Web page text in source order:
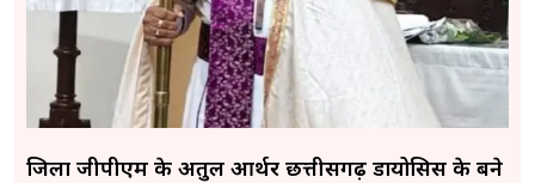
जिला जीपीएम के अतुल आर्थर छत्तीसगढ़ डायोसिस के बने